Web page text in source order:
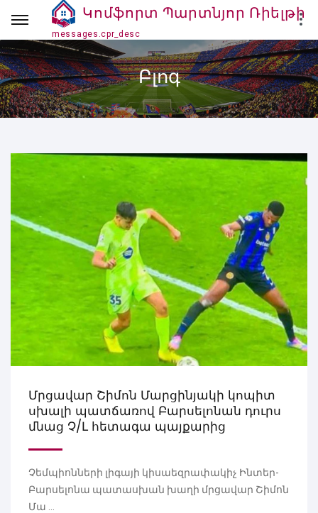
Կոմֆորտ Պարտնյոր Ռիելթի
Կոմֆորտ Պարտնյոր Ռիելթի
messages.cpr_desc
Բլոգ
Մրցավար Շիմոն Մարցինյակի կոպիտ
սխալի պատճառով Բարսելոնան դուրս
մնաց Չ/Լ հետագա պայքարից
Չեմպիոնների լիգայի կիսաեզրափակիչ Ինտեր-
Բարսելոնա պատասխան խաղի մրցավար Շիմոն
Մա ...